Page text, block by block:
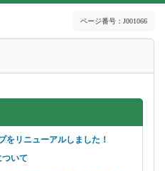
ページ番号：J001066
をリニューアルしました！
いて